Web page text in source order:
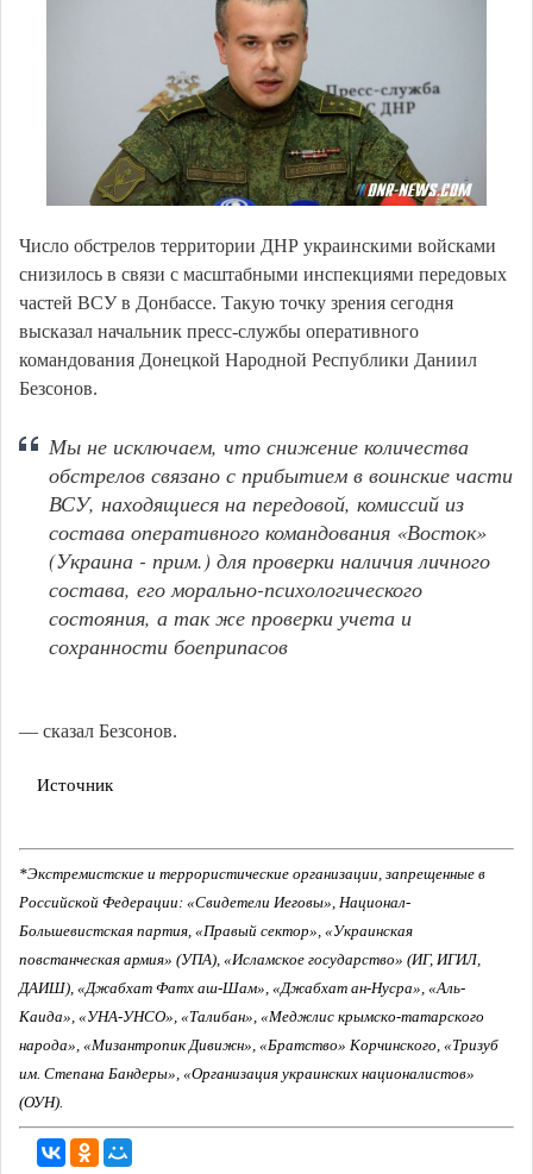
Число обстрелов территории ДНР украинскими войсками
снизилось в связи с масштабными инспекциями передовых
частей ВСУ в Донбассе. Такую точку зрения сегодня
высказал начальник пресс-службы оперативного
командования Донецкой Народной Республики Даниил
Безсонов.
Мы не исключаем, что снижение количества
обстрелов связано с прибытием в воинские части
ВСУ, находящиеся на передовой, комиссий из
состава оперативного командования «Восток»
(Украина - прим.) для проверки наличия личного
состава, его морально-психологического
состояния, а так же проверки учета и
сохранности боеприпасов
— сказал Безсонов.
Источник
*Экстремистские и террористические организации, запрещенные в
Российской Федерации: «Свидетели Иеговы», Национал-
Большевистская партия, «Правый сектор», «Украинская
повстанческая армия» (УПА), «Исламское государство» (ИГ, ИГИЛ,
ДАИШ), «Джабхат Фатх аш-Шам», «Джабхат ан-Нусра», «Аль-
Каида», «УНА-УНСО», «Талибан», «Меджлис крымско-татарского
народа», «Мизантропик Дивижн», «Братство» Корчинского, «Тризуб
им. Степана Бандеры», «Организация украинских националистов»
(ОУН).